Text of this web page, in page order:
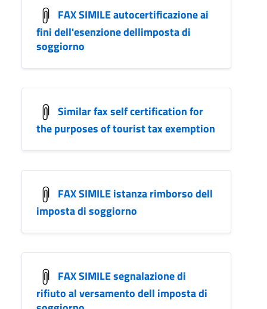
FAX SIMILE autocertificazione ai
fini dell'esenzione dellimposta di
soggiorno
Similar fax self certification for
the purposes of tourist tax exemption
FAX SIMILE istanza rimborso dell
imposta di soggiorno
FAX SIMILE segnalazione di
rifiuto al versamento dell imposta di